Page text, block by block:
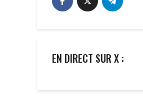
EN DIRECT SUR X :